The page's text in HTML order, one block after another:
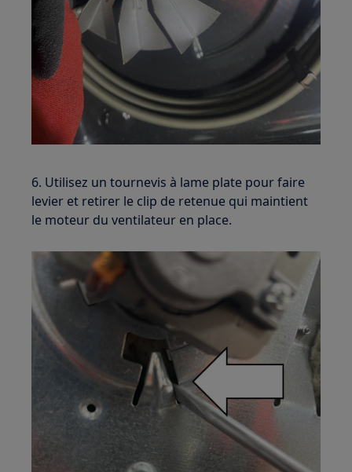
6. Utilisez un tournevis à lame plate pour faire
levier et retirer le clip de retenue qui maintient
le moteur du ventilateur en place.